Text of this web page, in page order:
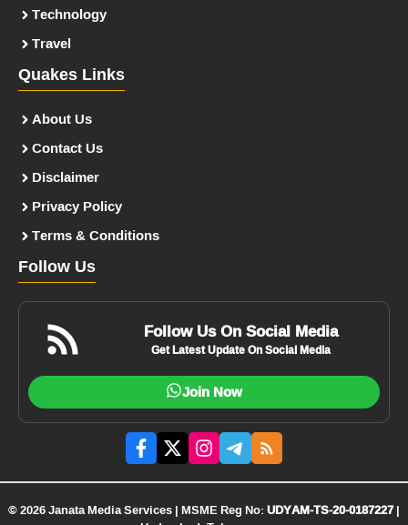
Technology
Travel
Quakes Links
About Us
Contact Us
Disclaimer
Privacy Policy
Terms & Conditions
Follow Us
Follow Us On Social Media
Get Latest Update On Social Media
Join Now
© 2026 Janata Media Services | MSME Reg No:UDYAM-TS-20-0187227|